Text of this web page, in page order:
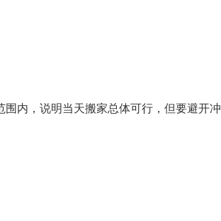
围内，说明当天搬家总体可行，但要避开冲